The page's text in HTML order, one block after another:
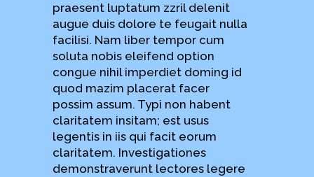
praesent luptatum zzril delenit
augue duis dolore te feugait nulla
facilisi. Nam liber tempor cum
soluta nobis eleifend option
congue nihil imperdiet doming id
quod mazim placerat facer
possim assum. Typi non habent
claritatem insitam; est usus
legentis in iis qui facit eorum
claritatem. Investigationes
demonstraverunt lectores legere